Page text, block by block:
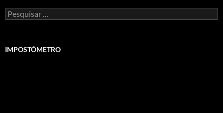
Pesquisar
por:
IMPOSTÔMETRO